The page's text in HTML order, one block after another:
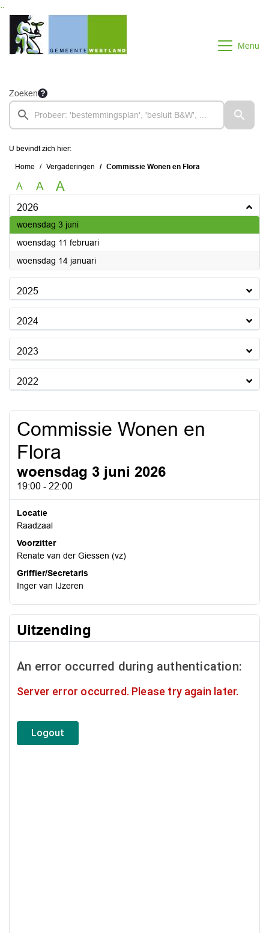
Ga naar de inhoud van deze pagina
Ga naar het zoeken
Ga naar het menu
Menu
Zoeken
U bevindt zich hier:
Home Vergaderingen Commissie Wonen en Flora
A A A
2026
woensdag 3 juni2026
woensdag 11 februari2026
woensdag 14 januari2026
2025
2024
2023
2022
Commissie Wonen en
Flora
woensdag 3 juni 2026
19:00 - 22:00
Locatie
Raadzaal
Voorzitter
Renate van der Giessen (vz)
Griffier/Secretaris
Inger van IJzeren
Uitzending